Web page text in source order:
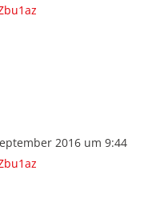
2016 um 9:44